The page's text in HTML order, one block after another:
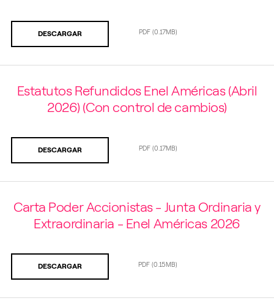
PDF (0.17MB)
DESCARGAR
Estatutos Refundidos Enel Américas (Abril
2026) (Con control de cambios)
PDF (0.17MB)
DESCARGAR
Carta Poder Accionistas - Junta Ordinaria y
Extraordinaria - Enel Américas 2026
PDF (0.15MB)
DESCARGAR